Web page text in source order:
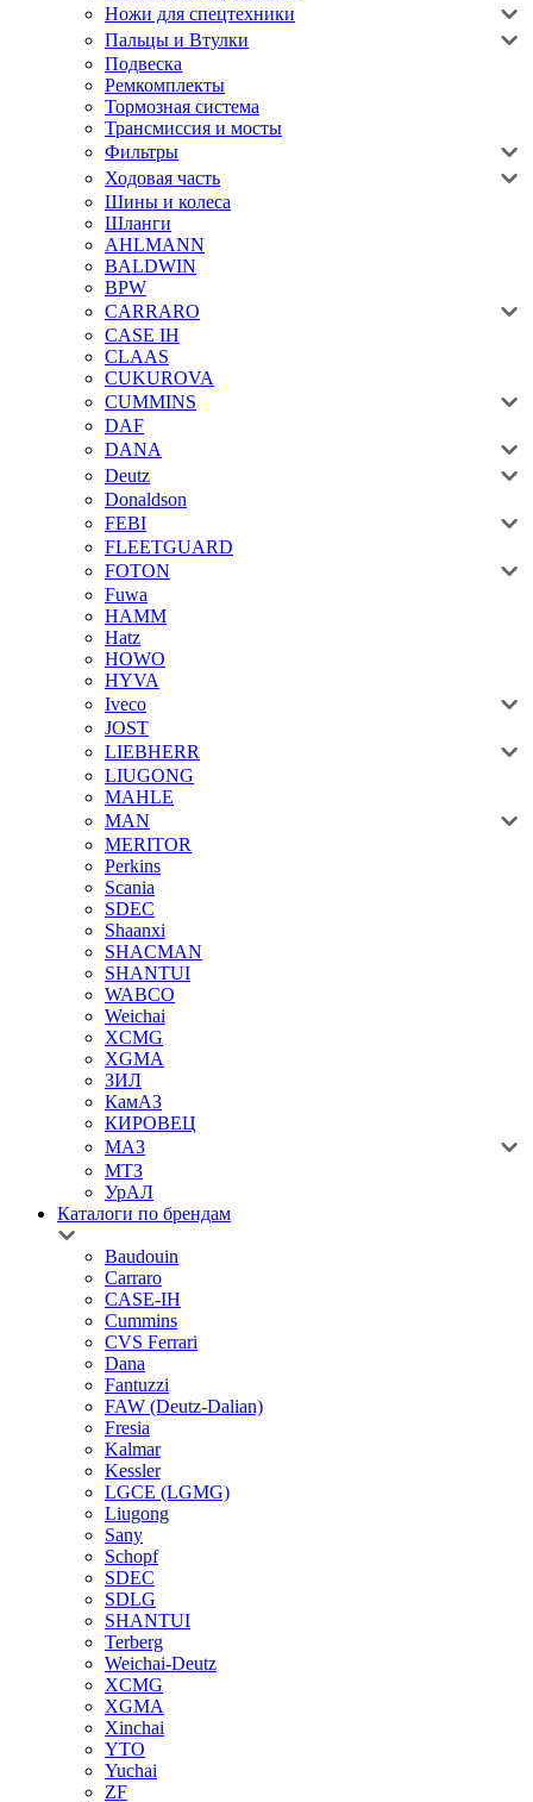
Ножи для спецтехники
Пальцы и Втулки
Подвеска
Ремкомплекты
Тормозная система
Трансмиссия и мосты
Фильтры
Ходовая часть
Шины и колеса
Шланги
AHLMANN
BALDWIN
BPW
CARRARO
CASE IH
CLAAS
CUKUROVA
CUMMINS
DAF
DANA
Deutz
Donaldson
FEBI
FLEETGUARD
FOTON
Fuwa
HAMM
Hatz
HOWO
HYVA
Iveco
JOST
LIEBHERR
LIUGONG
MAHLE
MAN
MERITOR
Perkins
Scania
SDEC
Shaanxi
SHACMAN
SHANTUI
WABCO
Weichai
XCMG
XGMA
ЗИЛ
КамАЗ
КИРОВЕЦ
МАЗ
МТЗ
УрАЛ
Каталоги по брендам
Baudouin
Carraro
CASE-IH
Cummins
CVS Ferrari
Dana
Fantuzzi
FAW (Deutz-Dalian)
Fresia
Kalmar
Kessler
LGCE (LGMG)
Liugong
Sany
Schopf
SDEC
SDLG
SHANTUI
Terberg
Weichai-Deutz
XCMG
XGMA
Xinchai
YTO
Yuchai
ZF